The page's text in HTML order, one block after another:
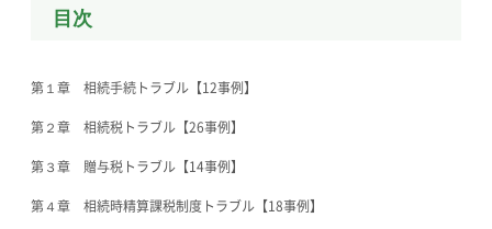
目次
第１章 相続手続トラブル【12事例】
第２章 相続税トラブル【26事例】
第３章 贈与税トラブル【14事例】
第４章 相続時精算課税制度トラブル【18事例】